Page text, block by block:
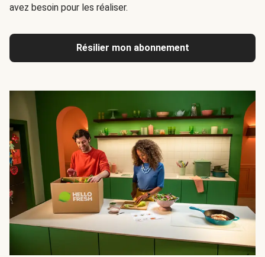
avez besoin pour les réaliser.
Résilier mon abonnement